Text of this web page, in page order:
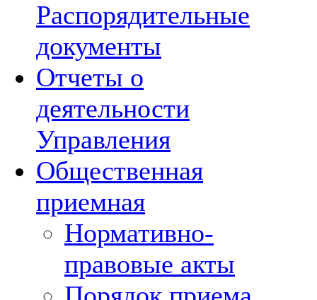
Распорядительные
документы
Отчеты о
деятельности
Управления
Общественная
приемная
Нормативно-
правовые акты